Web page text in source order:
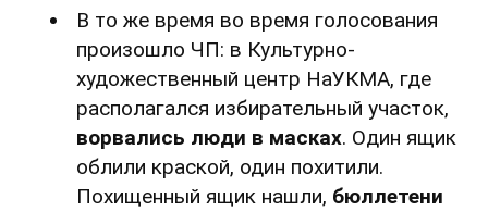
В то же время во время голосования
произошло ЧП: в Культурно-
художественный центр НаУКМА, где
располагался избирательный участок,
ворвались люди в масках. Один ящик
облили краской, один похитили.
Похищенный ящик нашли, бюллетени